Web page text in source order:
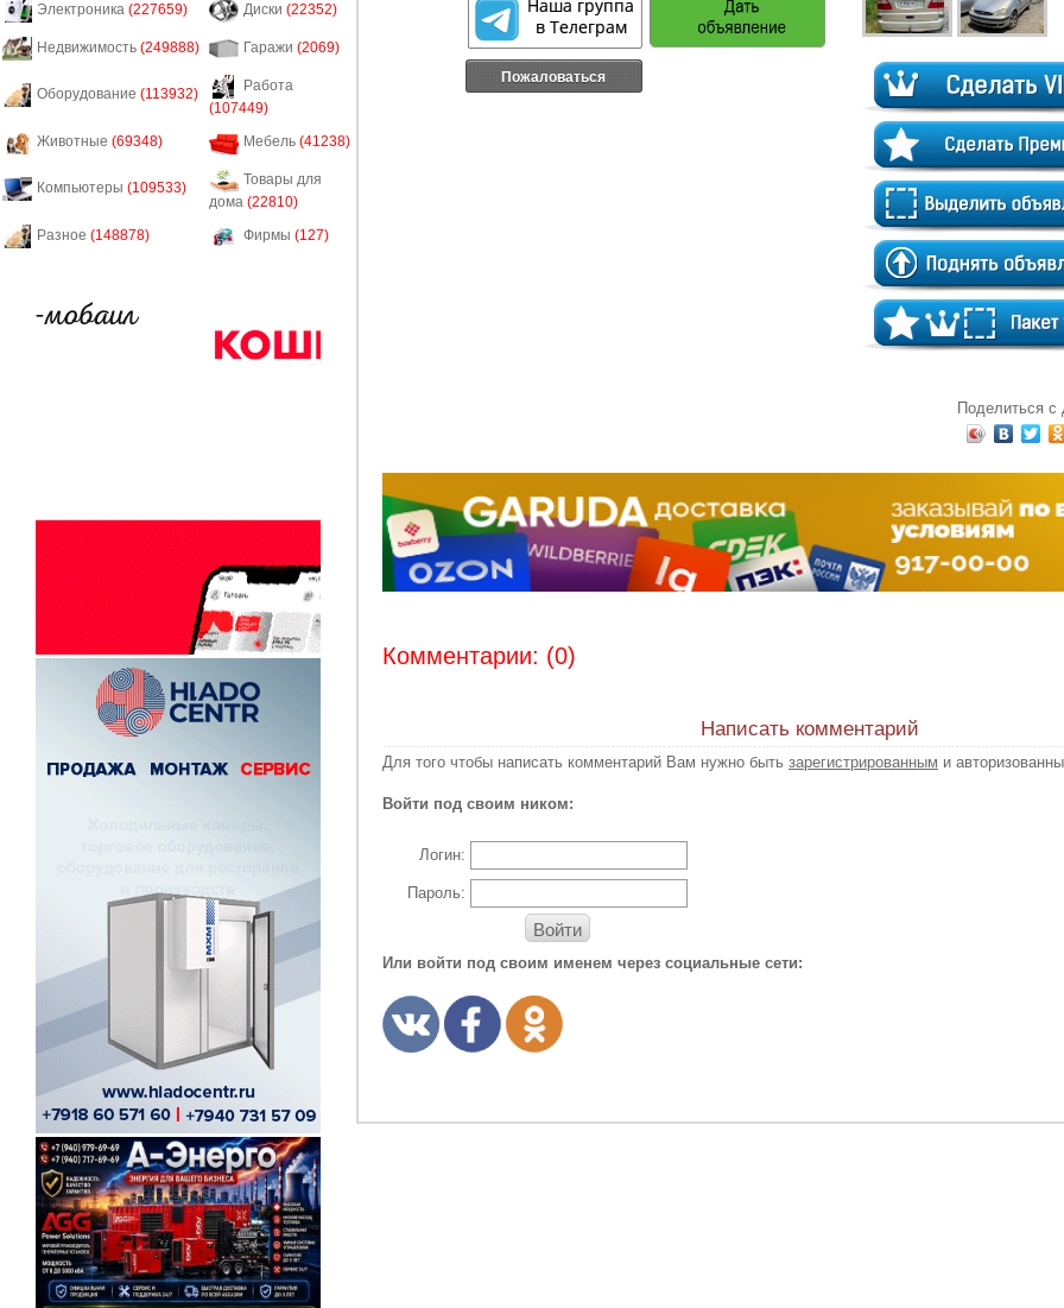
Электроника (227659) Диски (22352)
Недвижимость (249888) Гаражи (2069)
Оборудование (113932)
Работа
(107449)
Животные (69348) Мебель (41238)
Компьютеры (109533)
Товары для
дома (22810)
Разное (148878) Фирмы (127)
Пожаловаться
Поделиться с
Комментарии: (0)
Написать комментарий
Для того чтобы написать комментарий Вам нужно быть зарегистрированным и
Войти под своим ником:
Логин:
Пароль:
Войти
Или войти под своим именем через социальные сети: